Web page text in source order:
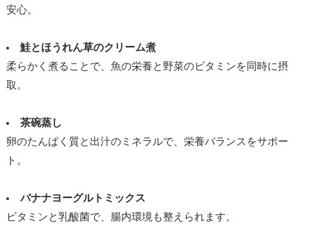
安心。
鮭とほうれん草のクリーム煮
柔らかく煮ることで、魚の栄養と野菜のビタミンを同時に摂
取。
茶碗蒸し
卵のたんぱく質と出汁のミネラルで、栄養バランスをサポー
ト。
バナナヨーグルトミックス
ビタミンと乳酸菌で、腸内環境も整えられます。